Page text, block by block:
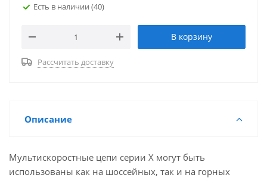
Есть в наличии (40)
В корзину
Рассчитать доставку
Описание
Мультискоростные цепи серии X могут быть
использованы как на шоссейных, так и на горных